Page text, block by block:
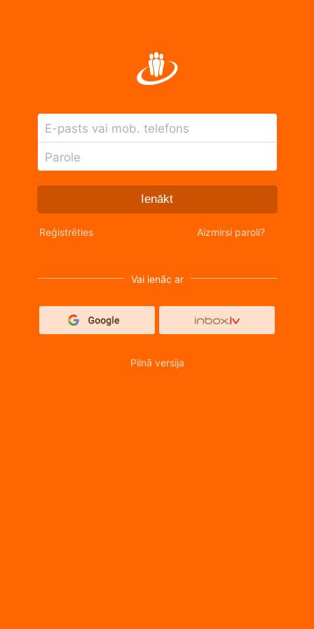
E-pasts vai mob. telefons
Parole
Ienākt
Reģistrēties Aizmirsi paroli?
Vai ienāc ar
Pilnā versija